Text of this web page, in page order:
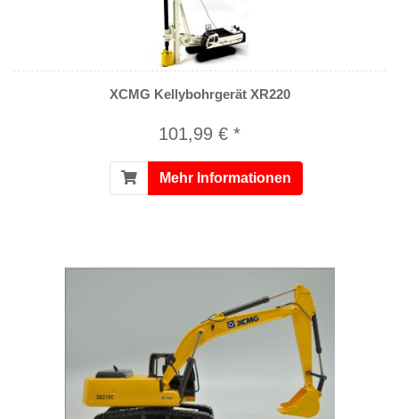
XCMG Kellybohrgerät XR220
101,99 € *
Mehr Informationen